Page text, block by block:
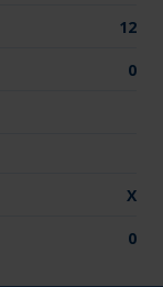
12
0
X
0